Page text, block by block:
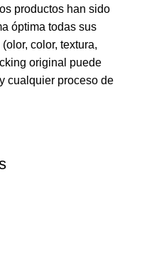
productos han sido
óptima todas sus
color, textura,
original puede
cualquier proceso de